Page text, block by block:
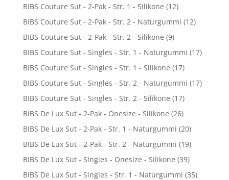
BIBS Couture Sut - 2-Pak - Str. 1 - Silikone (12)
BIBS Couture Sut - 2-Pak - Str. 2 - Naturgummi (12)
BIBS Couture Sut - 2-Pak - Str. 2 - Silikone (9)
BIBS Couture Sut - Singles - Str. 1 - Naturgummi (17)
BIBS Couture Sut - Singles - Str. 1 - Silikone (17)
BIBS Couture Sut - Singles - Str. 2 - Naturgummi (17)
BIBS Couture Sut - Singles - Str. 2 - Silikone (17)
BIBS De Lux Sut - 2-Pak - Onesize - Silikone (26)
BIBS De Lux Sut - 2-Pak - Str. 1 - Naturgummi (20)
BIBS De Lux Sut - 2-Pak - Str. 2 - Naturgummi (19)
BIBS De Lux Sut - Singles - Onesize - Silikone (39)
BIBS De Lux Sut - Singles - Str. 1 - Naturgummi (35)